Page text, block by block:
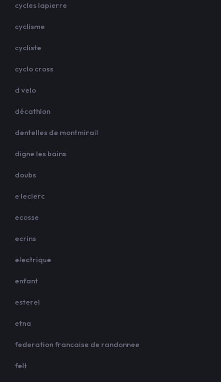
cycles lapierre
cyclisme
cycliste
cyclo cross
d velo
décathlon
dentelles de montmirail
digne les bains
doubs
e leclerc
ecosse
ecrins
electrique
enfant
esterel
etna
federation francaise de randonnee
felt